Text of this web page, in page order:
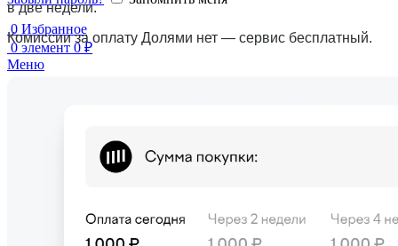
0 Избранное
0элемент 0₽
Меню
в две недели.
Комиссии за оплату Долями нет — сервис бесплатный.